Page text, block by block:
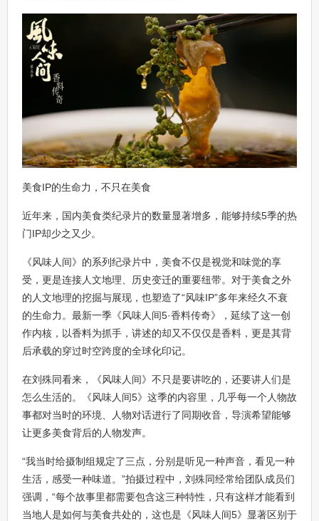
美食IP的生命力，不只在美食
近年来，国内美食类纪录片的数量显著增多，能够持续5季的热
门IP却少之又少。
《风味人间》的系列纪录片中，美食不仅是视觉和味觉的享
受，更是连接人文地理、历史变迁的重要纽带。对于美食之外
的人文地理的挖掘与展现，也塑造了“风味IP”多年来经久不衰
的生命力。最新一季《风味人间5·香料传奇》，延续了这一创
作内核，以香料为抓手，讲述的却又不仅仅是香料，更是其背
后承载的穿过时空跨度的全球化印记。
在刘殊同看来，《风味人间》不只是要讲吃的，还要讲人们是
怎么生活的。《风味人间5》这季的内容里，几乎每一个人物故
事都对当时的环境、人物对话进行了同期收音，导演希望能够
让更多美食背后的人物发声。
“我当时给摄制组规定了三点，分别是听见一种声音，看见一种
生活，感受一种味道。”拍摄过程中，刘殊同经常给团队成员们
强调，“每个故事里都需要包含这三种特性，只有这样才能看到
当地人是如何与美食共处的，这也是《风味人间5》显著区别于